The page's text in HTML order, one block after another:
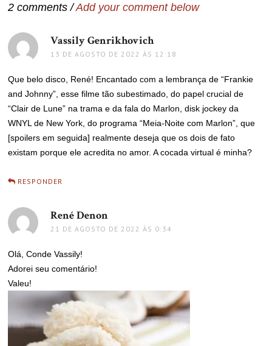
2 comments /Add your comment below
Vassily Genrikhovichdisse:
13 DE AGOSTO DE 2022 ÀS 12:18
Que belo disco, René! Encantado com a lembrança de “Frankie
and Johnny”, esse filme tão subestimado, do papel crucial de
“Clair de Lune” na trama e da fala do Marlon, disk jockey da
WNYL de New York, do programa “Meia-Noite com Marlon”, que
[spoilers em seguida] realmente deseja que os dois de fato
existam porque ele acredita no amor. A cocada virtual é minha?
RESPONDER
René Denon
21 DE AGOSTO DE 2022 ÀS 0:34
Olá, Conde Vassily!
Adorei seu comentário!
Valeu!